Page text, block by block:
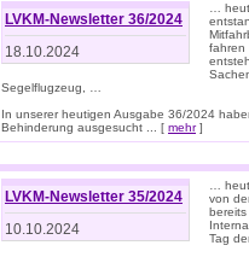
LVKM-Newsletter 36/2024
18.10.2024
…
fahren
Segelflugzeug, …
In unserer heutigen Ausgabe 36/2024
Behinderung ausgesucht ... [ mehr]
LVKM-Newsletter 35/2024
10.10.2024
…
von
bereits
Tag